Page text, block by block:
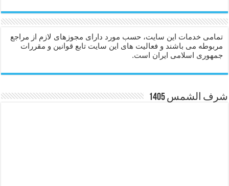
تمامی خدمات این سایت، حسب مورد دارای مجوزهای لازم از مراجع
مربوطه می باشند و فعالیت های این سایت تابع قوانین و مقررات
جمهوری اسلامی ایران است.
شرف الشمس 1405